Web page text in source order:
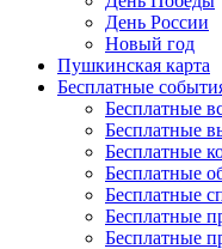
День России
Новый год
Пушкинская карта
Бесплатные
Бесплатные
Бесплатные
Бесплатные
Бесплатные
Бесплатные
Бесплатные
Бесплатные